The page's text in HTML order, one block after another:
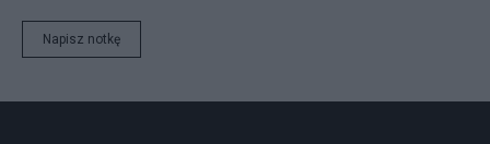
Napisz notkę